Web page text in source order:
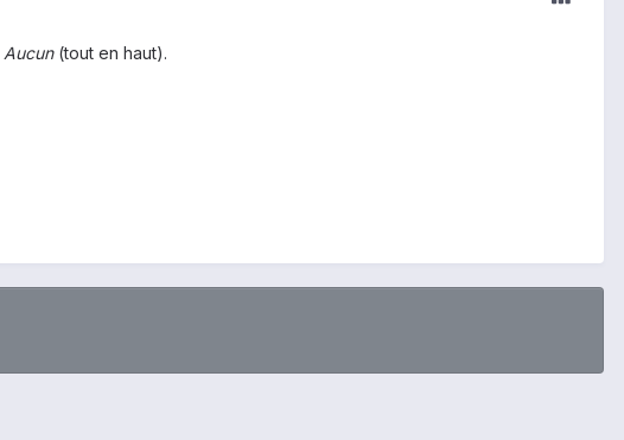
Aucun (tout en haut).